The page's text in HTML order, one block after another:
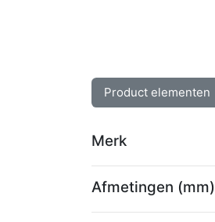
Product elementen
Merk
Afmetingen (mm)